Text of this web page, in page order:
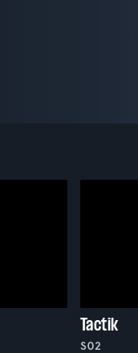
Tactik
S02